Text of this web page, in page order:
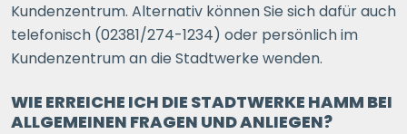
Kundenzentrum. Alternativ können Sie sich dafür auch
telefonisch (02381/274-1234) oder persönlich im
Kundenzentrum an die Stadtwerke wenden.
WIE ERREICHE ICH DIE STADTWERKE HAMM BEI
ALLGEMEINEN FRAGEN UND ANLIEGEN?